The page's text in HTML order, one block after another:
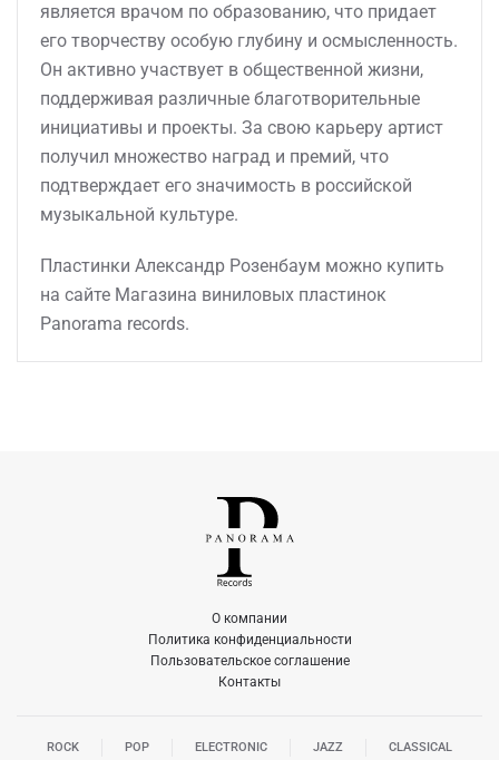
является врачом по образованию, что придает
его творчеству особую глубину и осмысленность.
Он активно участвует в общественной жизни,
поддерживая различные благотворительные
инициативы и проекты. За свою карьеру артист
получил множество наград и премий, что
подтверждает его значимость в российской
музыкальной культуре.
Пластинки Александр Розенбаум можно купить
на сайте Магазина виниловых пластинок
Panorama records.
О компании
Политика конфиденциальности
Пользовательское соглашение
Контакты
ROCK POP ELECTRONIC JAZZ CLASSICAL